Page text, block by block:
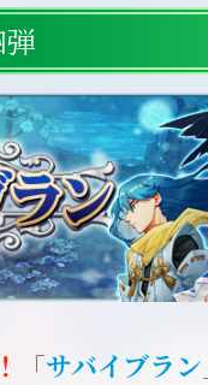
「サバイブラン